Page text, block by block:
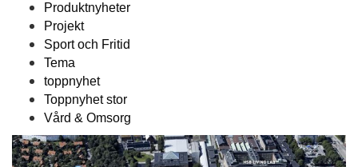
Produktnyheter
Projekt
Sport och Fritid
Tema
toppnyhet
Toppnyhet stor
Vård & Omsorg